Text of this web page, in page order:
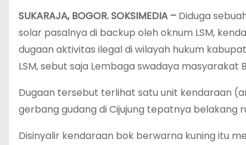
SUKARAJA, BOGOR. SOKSIMEDIA – Diduga
solar pasalnya di backup oleh oknum LSM,
dugaan aktivitas ilegal di wilayah hukum
LSM, sebut saja Lembaga swadaya masyarakat
Dugaan tersebut terlihat satu unit kendaraan
gerbang gudang di Cijujung tepatnya belakang
Disinyalir kendaraan bok berwarna kuning itu